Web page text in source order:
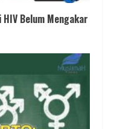
Belum Mengakar